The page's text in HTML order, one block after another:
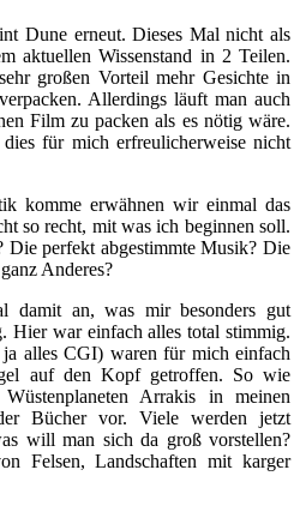
Dune erneut. Dieses Mal nicht als
aktuellen Wissenstand in 2 Teilen.
großen Vorteil mehr Gesichte in
Allerdings läuft man auch
Film zu packen als es nötig wäre.
für mich erfreulicherweise nicht
komme erwähnen wir einmal das
so recht, mit was ich beginnen soll.
Die perfekt abgestimmte Musik? Die
Anderes?
damit an, was mir besonders gut
Hier war einfach alles total stimmig.
alles CGI) waren für mich einfach
auf den Kopf getroffen. So wie
Arrakis in meinen
Bücher vor. Viele werden jetzt
will man sich da groß vorstellen?
Felsen, Landschaften mit karger